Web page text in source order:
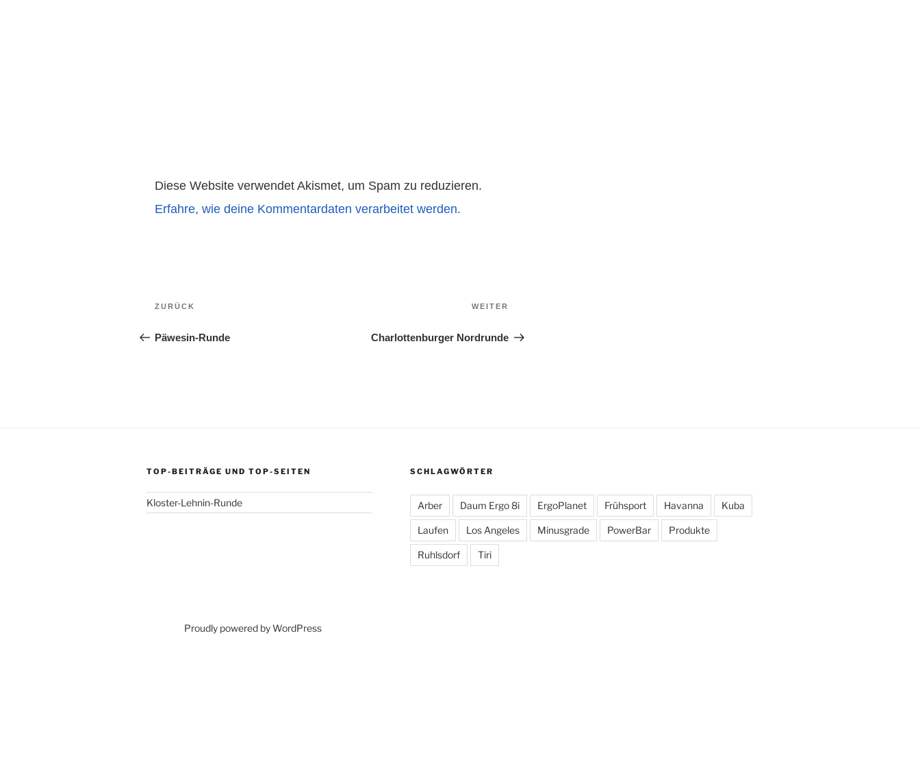
Diese Website verwendet Akismet, um Spam zu reduzieren.
Erfahre, wie deine Kommentardaten verarbeitet werden.
Vorheriger
ZURÜCK
Päwesin-Runde
WEITER
Charlottenburger Nordrunde
TOP-BEITRÄGE UND TOP-SEITEN
Kloster-Lehnin-Runde
SCHLAGWÖRTER
Arber Daum Ergo 8i ErgoPlanet Frühsport Havanna Kuba
Laufen Los Angeles Minusgrade PowerBar Produkte
Ruhlsdorf Tiri
Proudly powered by WordPress